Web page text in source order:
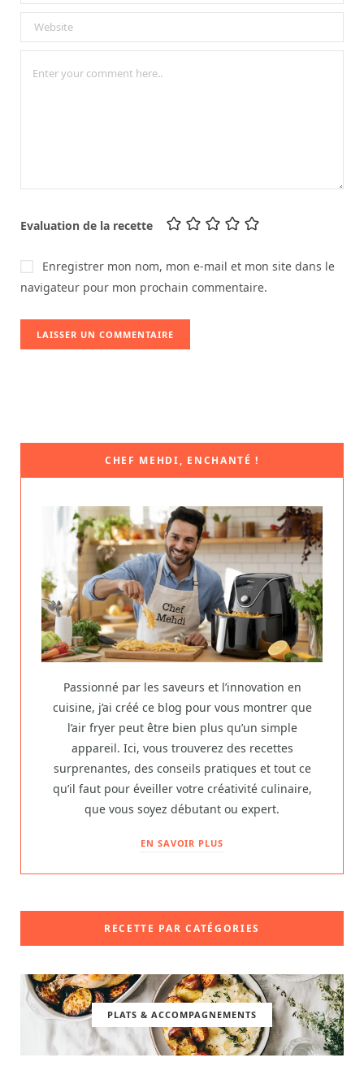
Evaluation de la recette
Enregistrer mon nom, mon e-mail et mon site dans le
navigateur pour mon prochain commentaire.
CHEF MEHDI, ENCHANTÉ !
Passionné par les saveurs et l’innovation en
cuisine, j’ai créé ce blog pour vous montrer que
l’air fryer peut être bien plus qu’un simple
appareil. Ici, vous trouverez des recettes
surprenantes, des conseils pratiques et tout ce
qu’il faut pour éveiller votre créativité culinaire,
que vous soyez débutant ou expert.
EN SAVOIR PLUS
RECETTE PAR CATÉGORIES
PLATS & ACCOMPAGNEMENTS